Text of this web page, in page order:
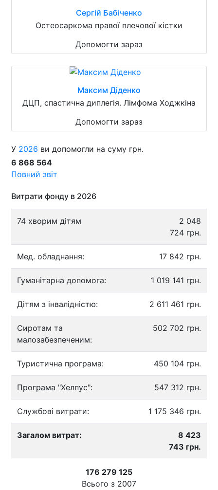
Сергій Бабіченко
Остеосаркома правої плечової кістки
Допомогти зараз
Максим Діденко
ДЦП, спастична диплегія. Лімфома Ходжкіна
Допомогти зараз
У 2026 ви допомогли на суму грн.
6 868 564
Повний звіт
Витрати фонду в 2026
74 хворим дітям
2 048
724 грн.
Мед. обладнання: 17 842 грн.
Гуманітарна допомога: 1 019 141 грн.
Дітям з інвалідністю: 2 611 461 грн.
Сиротам та
малозабезпеченим:
502 702 грн.
Туристична програма: 450 104 грн.
Програма "Хелпус": 547 312 грн.
Службові витрати: 1 175 346 грн.
Загалом витрат:
8 423
743 грн.
176 279 125
Всього з 2007